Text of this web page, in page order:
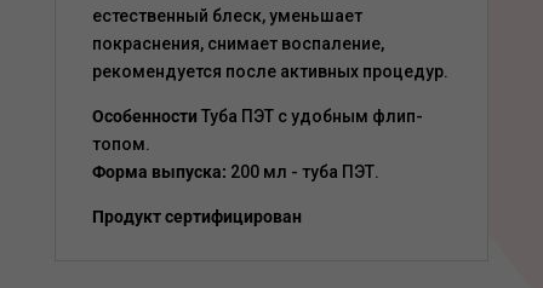
естественный блеск, уменьшает
покраснения, снимает воспаление,
рекомендуется после активных процедур.
Особенности Туба ПЭТ с удобным флип-
топом.
Форма выпуска: 200 мл - туба ПЭТ.
Продукт сертифицирован